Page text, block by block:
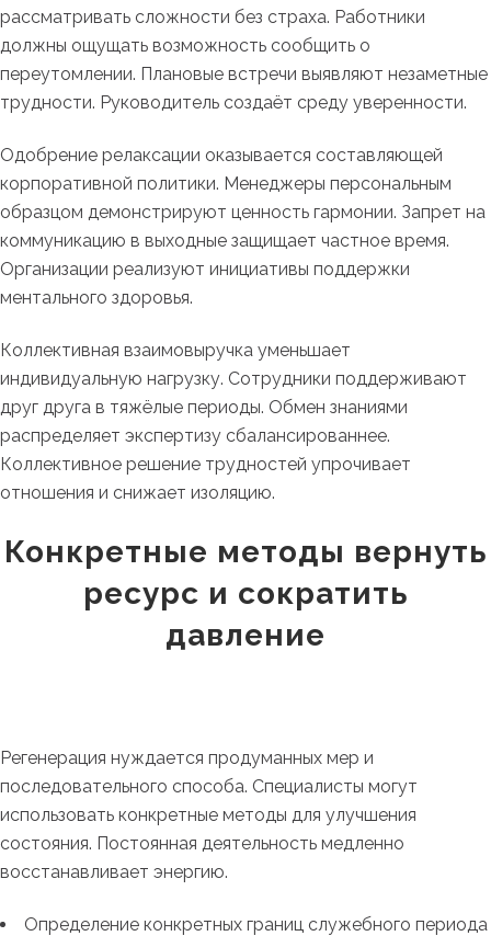
рассматривать сложности без страха. Работники
должны ощущать возможность сообщить о
переутомлении. Плановые встречи выявляют незаметные
трудности. Руководитель создаёт среду уверенности.
Одобрение релаксации оказывается составляющей
корпоративной политики. Менеджеры персональным
образцом демонстрируют ценность гармонии. Запрет на
коммуникацию в выходные защищает частное время.
Организации реализуют инициативы поддержки
ментального здоровья.
Коллективная взаимовыручка уменьшает
индивидуальную нагрузку. Сотрудники поддерживают
друг друга в тяжёлые периоды. Обмен знаниями
распределяет экспертизу сбалансированнее.
Коллективное решение трудностей упрочивает
отношения и снижает изоляцию.
Конкретные методы вернуть
ресурс и сократить
давление
Регенерация нуждается продуманных мер и
последовательного способа. Специалисты могут
использовать конкретные методы для улучшения
состояния. Постоянная деятельность медленно
восстанавливает энергию.
Определение конкретных границ служебного периода